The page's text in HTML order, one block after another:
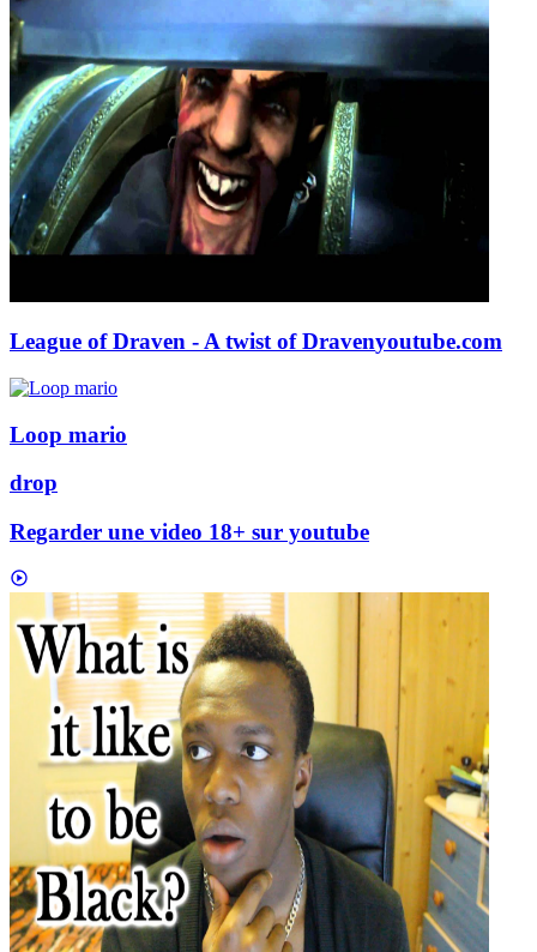
League of Draven - A twist of Dravenyoutube.com
Loop mario
drop
Regarder une video 18+ sur youtube